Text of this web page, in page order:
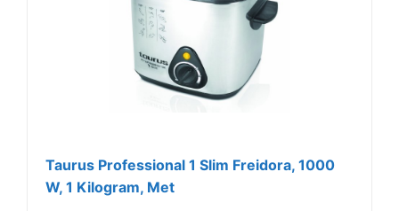
Taurus Professional 1 Slim Freidora, 1000
W, 1 Kilogram, Met